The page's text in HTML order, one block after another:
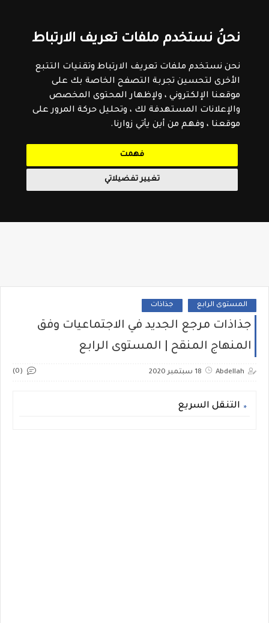
نحنُ نستخدم ملفات تعريف الارتباط
نحن نستخدم ملفات تعريف الارتباط وتقنيات التتبع
الأخرى لتحسين تجربة التصفح الخاصة بك على
موقعنا الإلكتروني ، ولإظهار المحتوى المخصص
والإعلانات المستهدفة لك ، وتحليل حركة المرور على
موقعنا ، وفهم من أين يأتي زوارنا.
فهمت
تغيير تفضيلاتي
المستوى الرابع جذاذات
جذاذات مرجع الجديد في الاجتماعيات وفق
المنهاج المنقح | المستوى الرابع
Abdellah 18 سبتمبر 2020 (0)
التنقل السريع